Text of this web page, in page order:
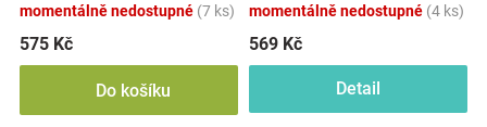
momentálně nedostupné (7 ks)
575 Kč
Do košíku
momentálně nedostupné (4 ks)
569 Kč
Detail